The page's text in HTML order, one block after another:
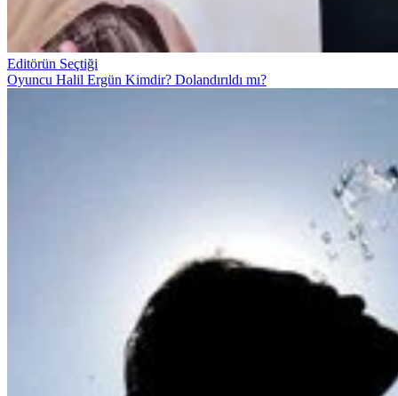
Editörün Seçtiği
Oyuncu Halil Ergün Kimdir? Dolandırıldı mı?